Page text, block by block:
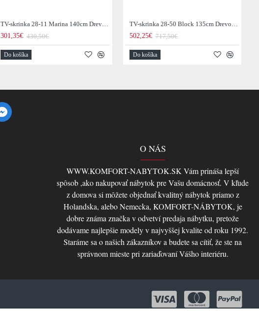
TV-skrinka 28-11 Marina 140cm Drevo Mango
301,35€ 430,50€
Do košíka
TV-skrinka 28-50 Block 135cm Drevo Acacia
502,25€ 717,50€
Do košíka
O NÁS
WWW.KOMFORT-NABYTOK.SK Vám prináša lepší
spôsob ,ako nakupovať nábytok pre Vašu domácnosť. V kľude
z domova si môžete objednať kvalitný nábytok priamo z
Holandska, alebo Nemecka, KOMFORT-NÁBYTOK, je
dobre známa značka v odvetví predaja nábytku, pretože
dodávame najlepšie modely v najvyššej kvalite od roku 1992.
Staráme sa o našich zákazníkov a budete sa cítiť, že ste na
správnom mieste pri zariaďovaní Vášho interiéru.